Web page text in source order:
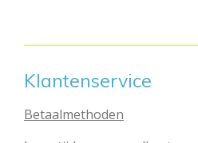
Klantenservice
Betaalmethoden